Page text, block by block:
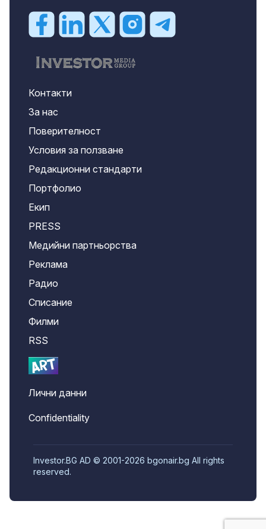
Контакти
За нас
Поверителност
Условия за ползване
Редакционни стандарти
Портфолио
Екип
PRESS
Медийни партньорства
Реклама
Радио
Списание
Филми
RSS
Лични данни
Confidentiality
Investor.BG AD © 2001-2026 bgonair.bg All rights
reserved.